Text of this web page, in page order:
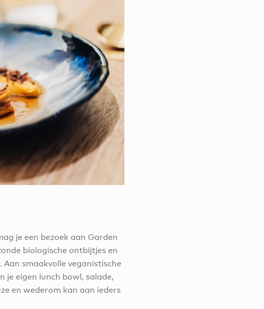
je een bezoek aan Garden
biologische ontbijtjes en
smaakvolle veganistische
je eigen lunch bowl, salade,
en wederom kan aan ieders